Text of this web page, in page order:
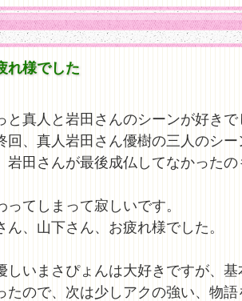
れ様でした
と真人と岩田さんのシーンが好きで
回、真人岩田さん優樹の三人のシ
岩田さんが最後成仏してなかった
ってしまって寂しいです。
ん、山下さん、お疲れ様でした。
しいまさぴょんは大好きですが、
たので、次は少しアクの強い、物